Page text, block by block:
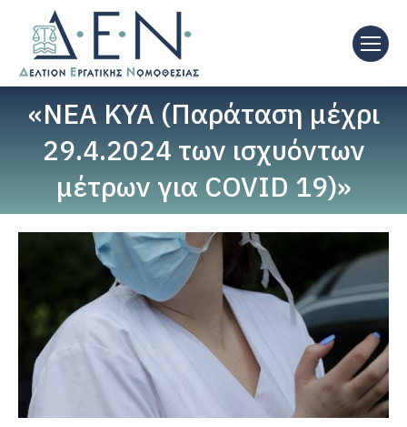
«NEA ΚΥΑ (Παράταση μέχρι
29.4.2024 των ισχυόντων
μέτρων για COVID 19)»